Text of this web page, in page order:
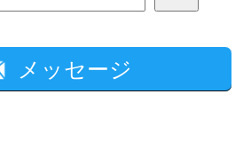
メッセージ